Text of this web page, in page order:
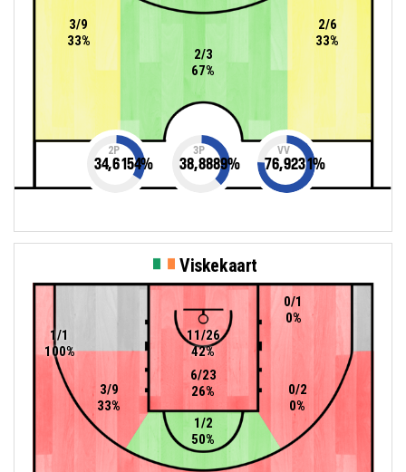
2/3
67%
3/9
33%
2/6
33%
2P
34,6154%
3P
38,8889%
VV
76,9231%
Viskekaart
1/2
50%
3/9
33%
0/2
0%
0/1
0%
6/23
26%
11/26
42%
1/1
100%